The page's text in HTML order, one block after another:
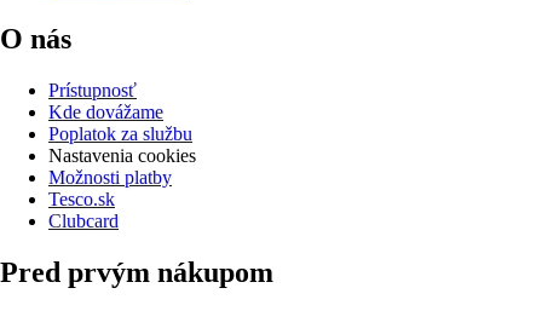
O nás
Prístupnosť
Kde dovážame
Poplatok za službu
Nastavenia cookies
Možnosti platby
Tesco.sk
Clubcard
Pred prvým nákupom